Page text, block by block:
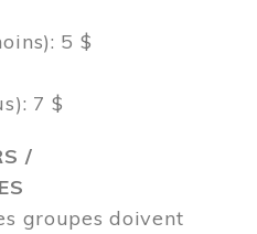
5 $
7 $
/
groupes doivent